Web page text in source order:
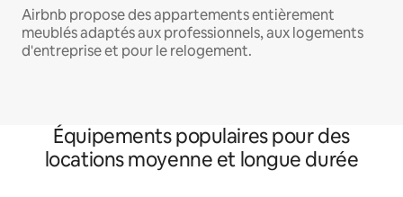
Airbnb propose des appartements entièrement
meublés adaptés aux professionnels, aux logements
d'entreprise et pour le relogement.
Équipements populaires pour des
locations moyenne et longue durée